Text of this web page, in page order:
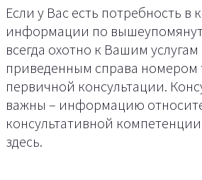
Если у Вас есть потребность в
информации по
всегда охотно к Вашим услугам
приведенным справа номером
первичной консультации.
важны – информацию
консультативной
здесь.